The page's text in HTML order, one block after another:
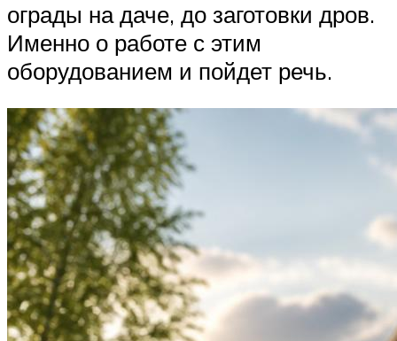
ограды на даче, до заготовки дров.
Именно о работе с этим
оборудованием и пойдет речь.